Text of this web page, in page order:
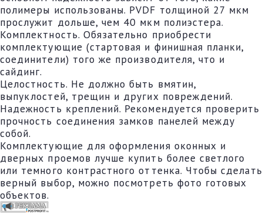
полимеры использованы. PVDF толщиной 27 мкм
прослужит дольше, чем 40 мкм полиэстера.
Комплектность. Обязательно приобрести
комплектующие (стартовая и финишная планки,
соединители) того же производителя, что и
сайдинг.
Целостность. Не должно быть вмятин,
выпуклостей, трещин и других повреждений.
Надежность креплений. Рекомендуется проверить
прочность соединения замков панелей между
собой.
Комплектующие для оформления оконных и
дверных проемов лучше купить более светлого
или темного контрастного оттенка. Чтобы сделать
верный выбор, можно посмотреть фото готовых
объектов.